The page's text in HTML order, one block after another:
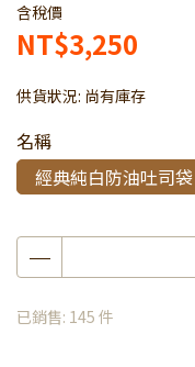
含稅價
NT$3,250
供貨狀況: 尚有庫存
名稱
經典純白防油吐司
已銷售: 145 件